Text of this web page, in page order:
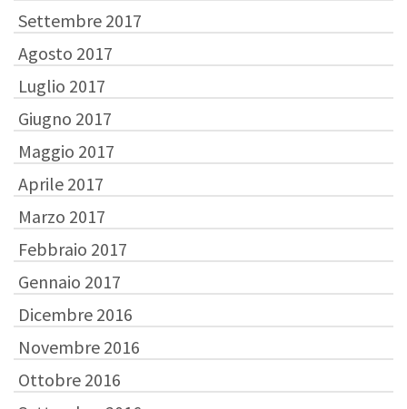
Settembre 2017
Agosto 2017
Luglio 2017
Giugno 2017
Maggio 2017
Aprile 2017
Marzo 2017
Febbraio 2017
Gennaio 2017
Dicembre 2016
Novembre 2016
Ottobre 2016